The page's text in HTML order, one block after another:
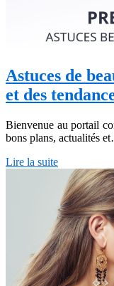
Astuces de
et des
Bienvenue au portail
bons plans, actualités
Lire la suite